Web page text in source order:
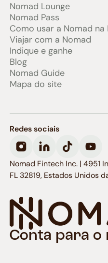
Nomad Lounge
Nomad Pass
Como usar a Nomad na
Viajar com a Nomad
Indique e ganhe
Blog
Nomad Guide
Mapa do site
Conta para o
Redes sociais
Nomad Fintech Inc. | 4951
FL 32819, Estados Unidos